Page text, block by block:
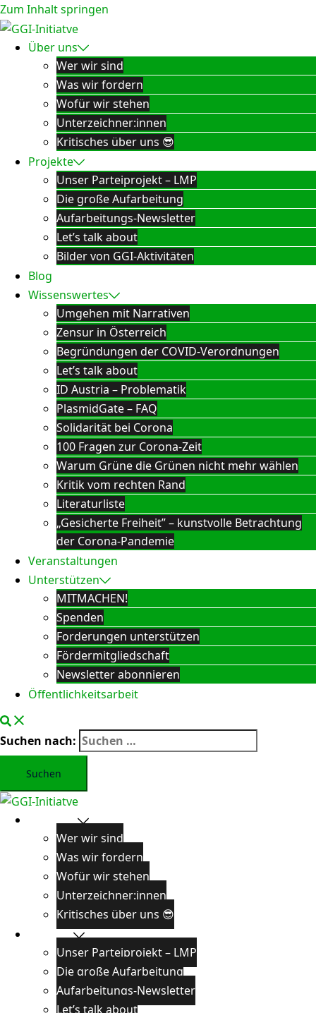
Zum Inhalt springen
Über uns
Wer wir sind
Was wir fordern
Wofür wir stehen
Unterzeichner:innen
Kritisches über uns 😎
Projekte
Unser Parteiprojekt – LMP
Die große Aufarbeitung
Aufarbeitungs-Newsletter
Let’s talk about
Bilder von GGI-Aktivitäten
Blog
Wissenswertes
Umgehen mit Narrativen
Zensur in Österreich
Begründungen der COVID-Verordnungen
Let’s talk about
ID Austria – Problematik
PlasmidGate – FAQ
Solidarität bei Corona
100 Fragen zur Corona-Zeit
Warum Grüne die Grünen nicht mehr wählen
Kritik vom rechten Rand
Literaturliste
„Gesicherte Freiheit” – kunstvolle Betrachtung
der Corona-Pandemie
Veranstaltungen
Unterstützen
MITMACHEN!
Spenden
Forderungen unterstützen
Fördermitgliedschaft
Newsletter abonnieren
Öffentlichkeitsarbeit
Suchen nach:
Über uns
Wer wir sind
Was wir fordern
Wofür wir stehen
Unterzeichner:innen
Kritisches über uns 😎
Projekte
Unser Parteiprojekt – LMP
Die große Aufarbeitung
Aufarbeitungs-Newsletter
Let’s talk about